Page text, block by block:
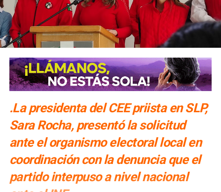
.La presidenta del CEE priista en SLP,
Sara Rocha, presentó la solicitud
ante el organismo electoral local en
coordinación con la denuncia que el
partido interpuso a nivel nacional